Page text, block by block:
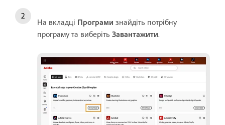
На вкладці Програми знайдіть потрібну
програму та виберіть Завантажити.